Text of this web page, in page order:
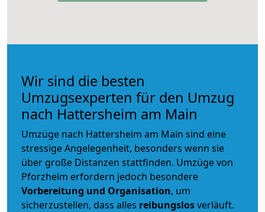
Wir sind die besten
Umzugsexperten für den Umzug
nach Hattersheim am Main
Umzüge nach Hattersheim am Main sind eine
stressige Angelegenheit, besonders wenn sie
über große Distanzen stattfinden. Umzüge von
Pforzheim erfordern jedoch besondere
Vorbereitung und Organisation, um
sicherzustellen, dass alles reibungslosverläuft.